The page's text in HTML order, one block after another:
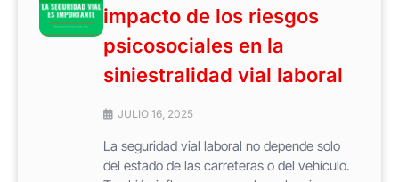
impacto de los riesgos
psicosociales en la
siniestralidad vial laboral
JULIO 16, 2025
La seguridad vial laboral no depende solo
del estado de las carreteras o del vehículo.